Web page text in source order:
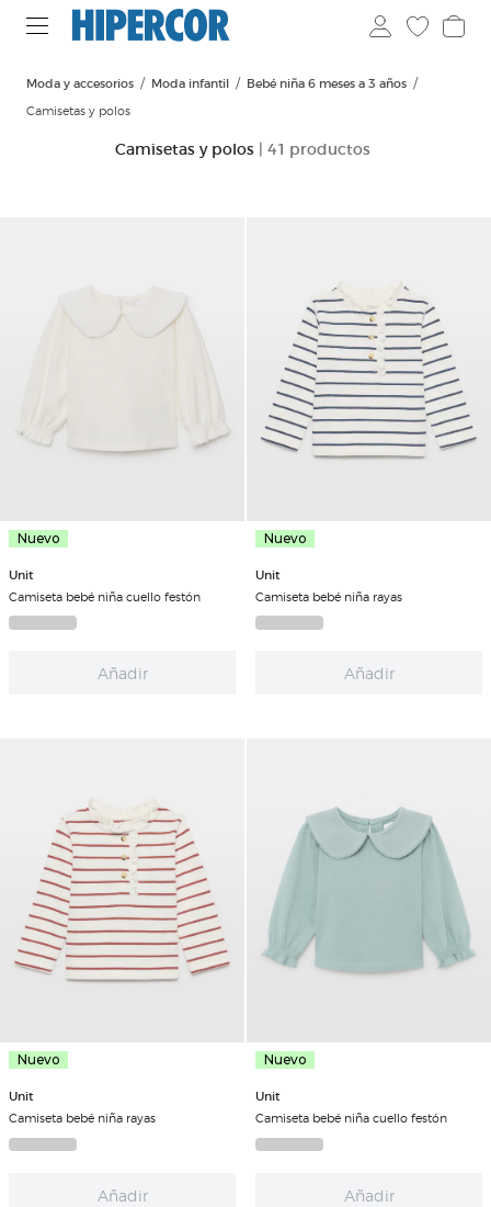
Moda y accesorios Moda infantil
Bebé niña 6 meses a 3 años
Camisetas y polos
Camisetas y polos | 41 productos
Nuevo
Unit
Camiseta bebé niña cuello festón
Añadir
Nuevo
Unit
Camiseta bebé niña rayas
Añadir
Nuevo
Unit
Camiseta bebé niña rayas
Añadir
Nuevo
Unit
Camiseta bebé niña cuello festón
Añadir